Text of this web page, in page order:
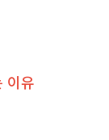
이유